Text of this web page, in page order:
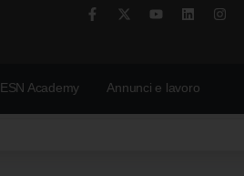
ESN Academy Annunci e lavoro